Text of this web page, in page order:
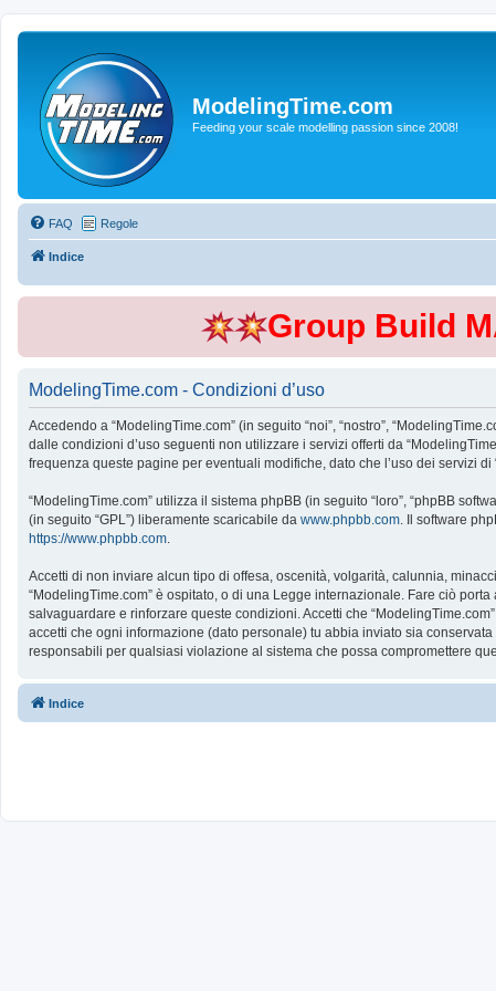
ModelingTime.com
Feeding your scale modelling passion since 2008!
FAQ Regole
Indice
Group Build
ModelingTime.com - Condizioni d’uso
Accedendo a “ModelingTime.com” (in seguito “noi”, “nostro”,
dalle condizioni d’uso seguenti non utilizzare i servizi offerti da
frequenza queste pagine per eventuali modifiche, dato che l’uso dei servizi
“ModelingTime.com” utilizza il sistema phpBB (in seguito “loro”, “phpBB
(in seguito “GPL”) liberamente scaricabile da www.phpbb.com. Il software
https://www.phpbb.com.
Accetti di non inviare alcun tipo di offesa, oscenità, volgarità, calunnia,
“ModelingTime.com” è ospitato, o di una Legge internazionale. Fare ciò
salvaguardare e rinforzare queste condizioni. Accetti che
accetti che ogni informazione (dato personale) tu abbia inviato sia
responsabili per qualsiasi violazione al sistema che possa compromettere
Indice